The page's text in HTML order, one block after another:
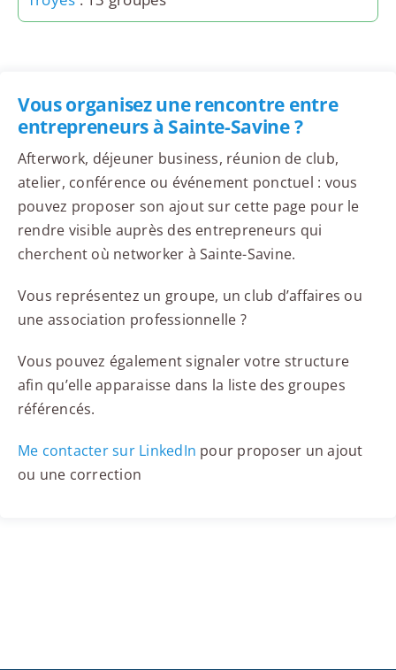
Vous organisez une rencontre entre
entrepreneurs à Sainte-Savine ?
Afterwork, déjeuner business, réunion de club,
atelier, conférence ou événement ponctuel : vous
pouvez proposer son ajout sur cette page pour le
rendre visible auprès des entrepreneurs qui
cherchent où networker à Sainte-Savine.
Vous représentez un groupe, un club d’affaires ou
une association professionnelle ?
Vous pouvez également signaler votre structure
afin qu’elle apparaisse dans la liste des groupes
référencés.
Me contacter sur LinkedIn pour proposer un ajout
ou une correction